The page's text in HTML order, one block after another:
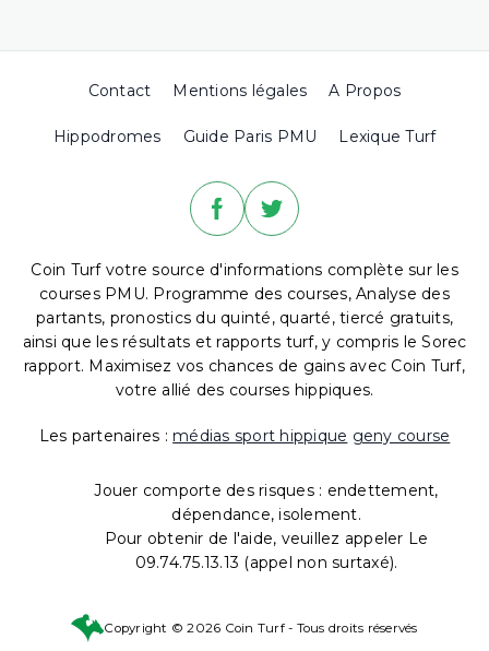
Contact Mentions légales A Propos
Hippodromes Guide Paris PMU Lexique Turf
Coin Turf votre source d'informations complète sur les
courses PMU. Programme des courses, Analyse des
partants, pronostics du quinté, quarté, tiercé gratuits,
ainsi que les résultats et rapports turf, y compris le Sorec
rapport. Maximisez vos chances de gains avec Coin Turf,
votre allié des courses hippiques.
Les partenaires : médias sport hippique geny course
Jouer comporte des risques : endettement,
dépendance, isolement.
Pour obtenir de l'aide, veuillez appeler Le
09.74.75.13.13 (appel non surtaxé).
Copyright © 2026 Coin Turf - Tous droits réservés